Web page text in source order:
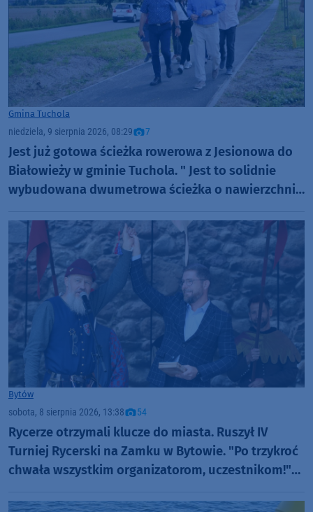
Gmina Tuchola
niedziela, 9 sierpnia 2026, 08:29 7
Jest już gotowa ścieżka rowerowa z Jesionowa do
Białowieży w gminie Tuchola. " Jest to solidnie
wybudowana dwumetrowa ścieżka o nawierzchni
Bytów
sobota, 8 sierpnia 2026, 13:38 54
Rycerze otrzymali klucze do miasta. Ruszył IV
Turniej Rycerski na Zamku w Bytowie. "Po trzykroć
chwała wszystkim organizatorom, uczestnikom!"